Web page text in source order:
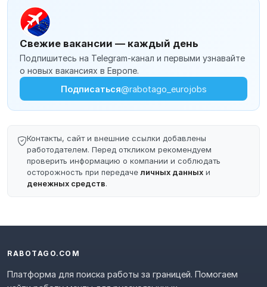
Свежие вакансии — каждый день
Подпишитесь на Telegram-канал и первыми узнавайте
о новых вакансиях в Европе.
Подписаться@rabotago_eurojobs
Контакты, сайт и внешние ссылки добавлены
работодателем. Перед откликом рекомендуем
проверить информацию о компании и соблюдать
осторожность при передачеличных данных и
денежных средств.
RABOTAGO.COM
Платформа для поиска работы за границей. Помогаем